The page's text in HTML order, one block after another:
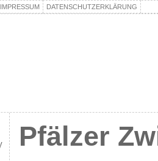
IMPRESSUM DATENSCHUTZERKLÄRUNG
Pfälzer